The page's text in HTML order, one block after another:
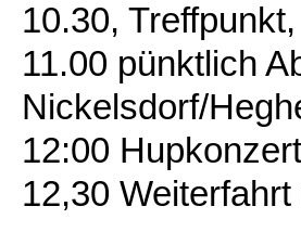
10.30,
11.00 pünktlich
Nickelsdorf/
12:00
12,30